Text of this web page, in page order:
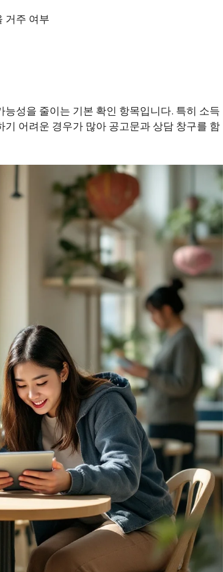
거주 여부
성을 줄이는 기본 확인 항목입니다. 특히 소득
어려운 경우가 많아 공고문과 상담 창구를 함